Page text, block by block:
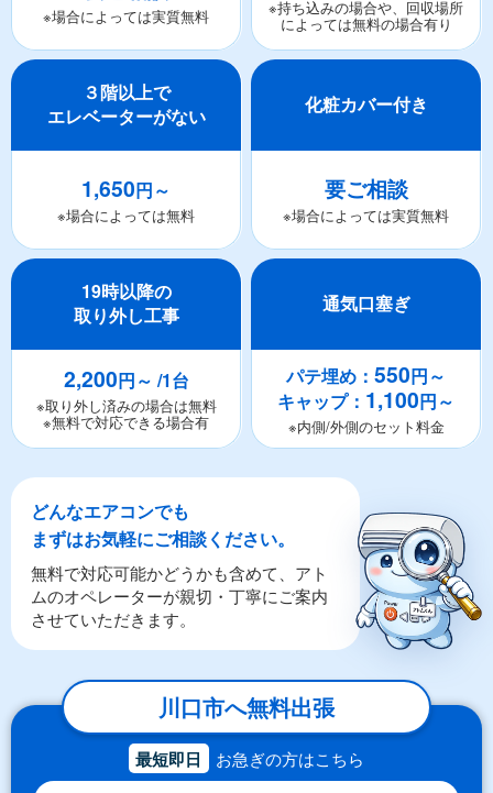
※場合によっては実質無料 ※持ち込みの場合や、回収場所
によっては無料の場合有り
３階以上で
エレベーターがない
1,650円～
※場合によっては無料
化粧カバー付き
要ご相談
※場合によっては実質無料
19時以降の
取り外し工事
2,200円～ /1台
※取り外し済みの場合は無料
※無料で対応できる場合有
通気口塞ぎ
パテ埋め：550円～
キャップ： 1,100円～
※内側/外側のセット料金
どんなエアコンでも
まずはお気軽にご相談ください。
無料で対応可能かどうかも含めて、アト
ムのオペレーターが親切・丁寧にご案内
させていただきます。
川口市へ無料出張
最短即日 お急ぎの方はこちら